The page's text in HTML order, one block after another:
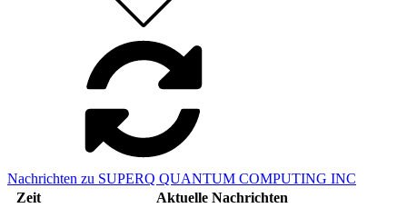
Nachrichten zu SUPERQ QUANTUM COMPUTING INC
Zeit
Aktuelle Nachrichten